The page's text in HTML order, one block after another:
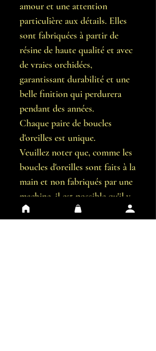
amour et une attention
particulière aux détails. Elles
sont fabriquées à partir de
résine de haute qualité et avec
de vraies orchidées,
garantissant durabilité et une
belle finition qui perdurera
pendant des années.
Chaque paire de boucles
d'oreilles est unique.
Veuillez noter que, comme les
boucles d'oreilles sont faits à la
main et non fabriqués par une
machine, il est possible qu'il y
ait de légères imperfections.